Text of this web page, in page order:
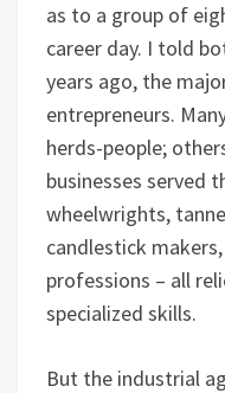
as to a group of
career day. I told
years ago, the
entrepreneurs.
herds-people;
businesses served
wheelwrights,
candlestick
professions – all
specialized skills.
But the industrial